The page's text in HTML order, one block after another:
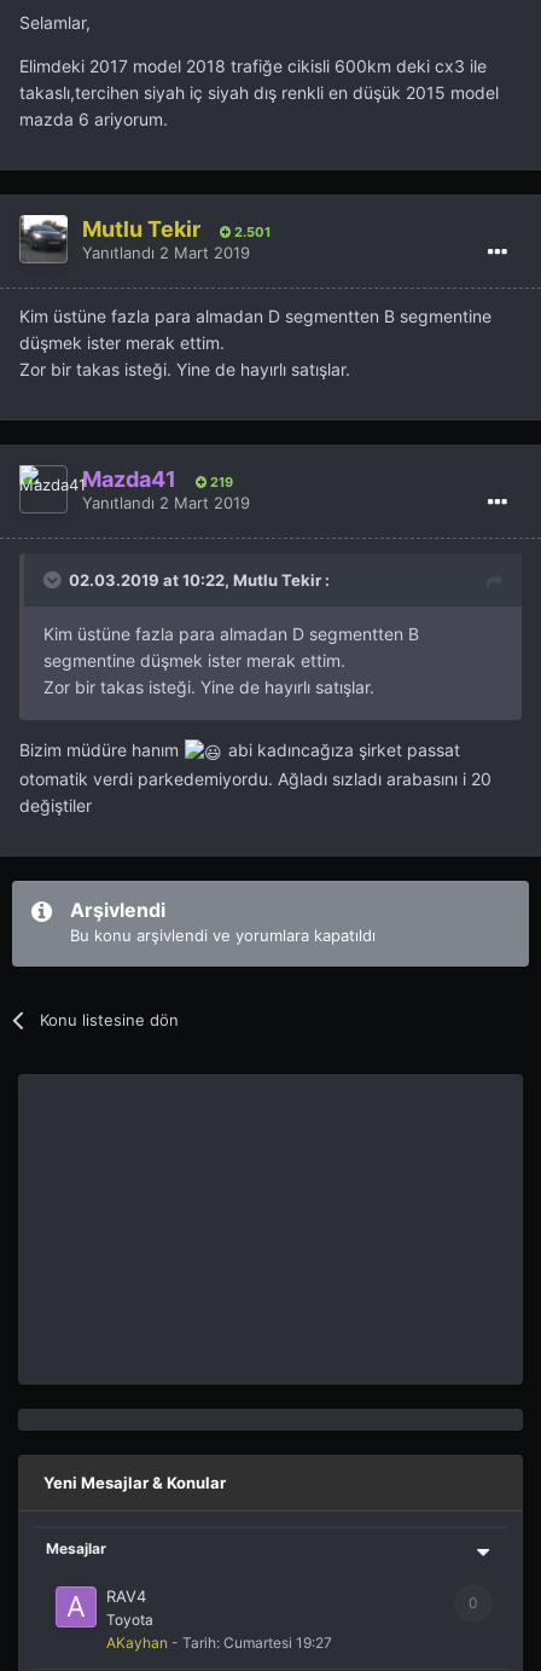
Selamlar,
Elimdeki 2017 model 2018 trafiğe cikisli 600km deki cx3 ile
takaslı,tercihen siyah iç siyah dış renkli en düşük 2015 model
mazda 6 ariyorum.
Mutlu Tekir 2.501
Yanıtlandı 2 Mart 2019
Kim üstüne fazla para almadan D segmentten B segmentine
düşmek ister merak ettim.
Zor bir takas isteği. Yine de hayırlı satışlar.
Mazda41 219
Yanıtlandı 2 Mart 2019
02.03.2019 at 10:22, Mutlu Tekir :
Kim üstüne fazla para almadan D segmentten B
segmentine düşmek ister merak ettim.
Zor bir takas isteği. Yine de hayırlı satışlar.
Bizim müdüre hanım
abi kadıncağıza şirket passat
otomatik verdi parkedemiyordu. Ağladı sızladı arabasını i 20
değiştiler
Arşivlendi
Bu konu arşivlendi ve yorumlara kapatıldı
Konu listesine dön
Yeni Mesajlar & Konular
Mesajlar
0
RAV4
Toyota
AKayhan - Tarih: Cumartesi 19:27